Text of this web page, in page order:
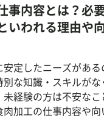
事内容とは？必
いわれる理由や
定したニーズがある
別な知識・スキルが
経験の方は不安な
肉加工の仕事内容や